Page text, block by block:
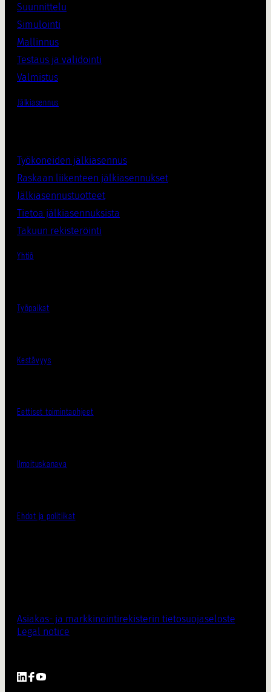
Suunnittelu
Simulointi
Mallinnus
Testaus ja validointi
Valmistus
Jälkiasennus
Työkoneiden jälkiasennus
Raskaan liikenteen jälkiasennukset
Jälkiasennustuotteet
Tietoa jälkiasennuksista
Takuun rekisteröinti
Yhtiö
Työpaikat
Kestävyys
Eettiset toimintaohjeet
Ilmoituskanava
Ehdot ja politiikat
Asiakas- ja markkinointirekisterin tietosuojaseloste
Legal notice